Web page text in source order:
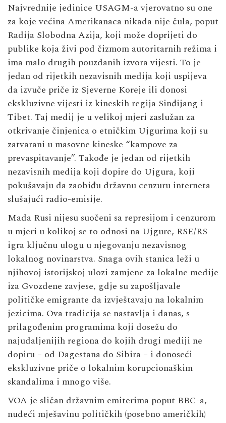
Najvrednije jedinice USAGM-a vjerovatno su one
za koje većina Amerikanaca nikada nije čula, poput
Radija Slobodna Azija, koji može doprijeti do
publike koja živi pod čizmom autoritarnih režima i
ima malo drugih pouzdanih izvora vijesti. To je
jedan od rijetkih nezavisnih medija koji uspijeva
da izvuče priče iz Sjeverne Koreje ili donosi
ekskluzivne vijesti iz kineskih regija Sinđijang i
Tibet. Taj medij je u velikoj mjeri zaslužan za
otkrivanje činjenica o etničkim Ujgurima koji su
zatvarani u masovne kineske “kampove za
prevaspitavanje”. Takođe je jedan od rijetkih
nezavisnih medija koji dopire do Ujgura, koji
pokušavaju da zaobiđu državnu cenzuru interneta
slušajući radio-emisije.
Mada Rusi nijesu suočeni sa represijom i cenzurom
u mjeri u kolikoj se to odnosi na Ujgure, RSE/RS
igra ključnu ulogu u njegovanju nezavisnog
lokalnog novinarstva. Snaga ovih stanica leži u
njihovoj istorijskoj ulozi zamjene za lokalne medije
iza Gvozdene zavjese, gdje su zapošljavale
političke emigrante da izvještavaju na lokalnim
jezicima. Ova tradicija se nastavlja i danas, s
prilagođenim programima koji dosežu do
najudaljenijih regiona do kojih drugi mediji ne
dopiru – od Dagestana do Sibira – i donoseći
ekskluzivne priče o lokalnim korupcionaškim
skandalima i mnogo više.
VOA je sličan državnim emiterima poput BBC-a,
nudeći mješavinu političkih (posebno američkih)